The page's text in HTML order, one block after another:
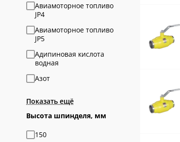
Авиамоторное топливо
JP4
Авиамоторное топливо
JP5
Адипиновая кислота
водная
Азот
Показать ещё
Высота шпинделя, мм
150